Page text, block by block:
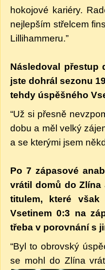
hokojové kariéry.
nejlepším střelcem
Lillihammeru.”
Následoval přestup
jste dohrál sezonu
tehdy úspěšného
“Už si přesně
dobu a měl velký
a se kterými jsem
Po 7 zápasové
vrátil domů do
titulem, které
Vsetinem 0:3 na
třeba v porovnání s
“Byl to obrovský
se mohl do Zlína